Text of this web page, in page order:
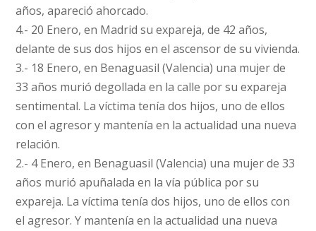
años, apareció ahorcado.
4.- 20 Enero, en Madrid su expareja, de 42 años,
delante de sus dos hijos en el ascensor de su vivienda.
3.- 18 Enero, en Benaguasil (Valencia) una mujer de
33 años murió degollada en la calle por su expareja
sentimental. La víctima tenía dos hijos, uno de ellos
con el agresor y mantenía en la actualidad una nueva
relación.
2.- 4 Enero, en Benaguasil (Valencia) una mujer de 33
años murió apuñalada en la vía pública por su
expareja. La víctima tenía dos hijos, uno de ellos con
el agresor. Y mantenía en la actualidad una nueva